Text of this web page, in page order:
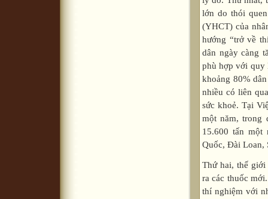
lớn do thói
(YHCT) của
hướng “trở về
dân ngày càng
phù hợp với quy
khoảng 80%
nhiều có liên
sức khoẻ. Tại
một năm, trong
15.600 tấn một
Quốc, Đài Loan,
Thứ hai, thế
ra các thuốc
thí nghiệm với